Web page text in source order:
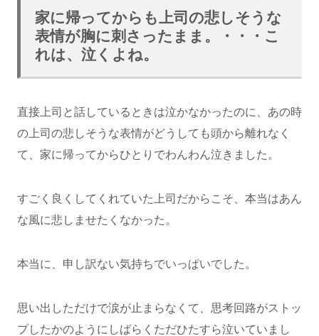
家に帰ってからも上司の悲しそうな
表情が胸に刺さったまま。・・・こ
れは、泣くよね。
直接上司と話しているときは泣かなかったのに、あの時
の上司の悲しそうな表情がどうしても頭から離れなく
て、家に帰ってからひとりでわんわん泣きました。
すごく良くしてくれていた上司だからこそ、本当はあん
な風に悲しませたくなかった。
本当に、申し訳ない気持ちでいっぱいでした。
思い出しただけで涙が止まらなくて、思考回路がストッ
プしたかのようにしばらくただひたすら泣いていまし